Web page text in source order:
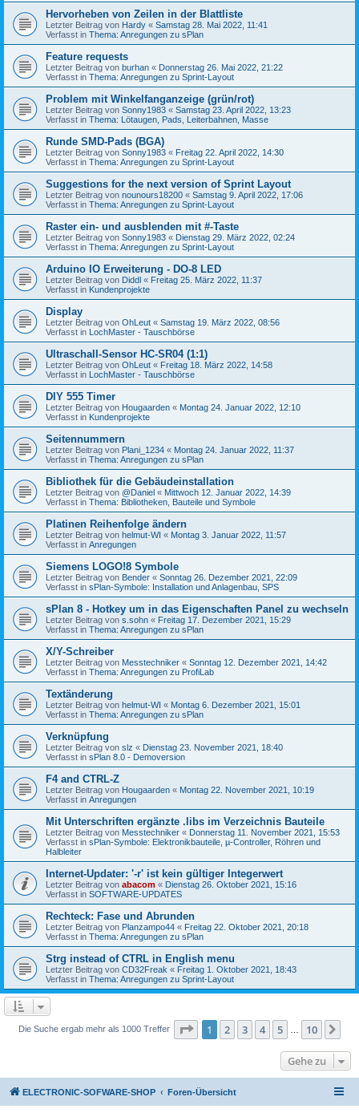
Hervorheben von Zeilen in der Blattliste
Letzter Beitrag von Hardy « Samstag 28. Mai 2022, 11:41
Verfasst in Thema: Anregungen zu sPlan
Feature requests
Letzter Beitrag von burhan « Donnerstag 26. Mai 2022, 21:22
Verfasst in Thema: Anregungen zu Sprint-Layout
Problem mit Winkelfanganzeige (grün/rot)
Letzter Beitrag von Sonny1983 « Samstag 23. April 2022, 13:23
Verfasst in Thema: Lötaugen, Pads, Leiterbahnen, Masse
Runde SMD-Pads (BGA)
Letzter Beitrag von Sonny1983 « Freitag 22. April 2022, 14:30
Verfasst in Thema: Anregungen zu Sprint-Layout
Suggestions for the next version of Sprint Layout
Letzter Beitrag von nounours18200 « Samstag 9. April 2022, 17:06
Verfasst in Thema: Anregungen zu Sprint-Layout
Raster ein- und ausblenden mit #-Taste
Letzter Beitrag von Sonny1983 « Dienstag 29. März 2022, 02:24
Verfasst in Thema: Anregungen zu Sprint-Layout
Arduino IO Erweiterung - DO-8 LED
Letzter Beitrag von Diddl « Freitag 25. März 2022, 11:37
Verfasst in Kundenprojekte
Display
Letzter Beitrag von OhLeut « Samstag 19. März 2022, 08:56
Verfasst in LochMaster - Tauschbörse
Ultraschall-Sensor HC-SR04 (1:1)
Letzter Beitrag von OhLeut « Freitag 18. März 2022, 14:58
Verfasst in LochMaster - Tauschbörse
DIY 555 Timer
Letzter Beitrag von Hougaarden « Montag 24. Januar 2022, 12:10
Verfasst in Kundenprojekte
Seitennummern
Letzter Beitrag von Plani_1234 « Montag 24. Januar 2022, 11:37
Verfasst in Thema: Anregungen zu sPlan
Bibliothek für die Gebäudeinstallation
Letzter Beitrag von @Daniel « Mittwoch 12. Januar 2022, 14:39
Verfasst in Thema: Bibliotheken, Bauteile und Symbole
Platinen Reihenfolge ändern
Letzter Beitrag von helmut-WI « Montag 3. Januar 2022, 11:57
Verfasst in Anregungen
Siemens LOGO!8 Symbole
Letzter Beitrag von Bender « Sonntag 26. Dezember 2021, 22:09
Verfasst in sPlan-Symbole: Installation und Anlagenbau, SPS
sPlan 8 - Hotkey um in das Eigenschaften Panel zu wechseln
Letzter Beitrag von s.sohn « Freitag 17. Dezember 2021, 15:29
Verfasst in Thema: Anregungen zu sPlan
X/Y-Schreiber
Letzter Beitrag von Messtechniker « Sonntag 12. Dezember 2021, 14:42
Verfasst in Thema: Anregungen zu ProfiLab
Textänderung
Letzter Beitrag von helmut-WI « Montag 6. Dezember 2021, 15:01
Verfasst in Thema: Anregungen zu sPlan
Verknüpfung
Letzter Beitrag von slz « Dienstag 23. November 2021, 18:40
Verfasst in sPlan 8.0 - Demoversion
F4 and CTRL-Z
Letzter Beitrag von Hougaarden « Montag 22. November 2021, 10:19
Verfasst in Anregungen
Mit Unterschriften ergänzte .libs im Verzeichnis Bauteile
Letzter Beitrag von Messtechniker « Donnerstag 11. November 2021, 15:53
Verfasst in sPlan-Symbole: Elektronikbauteile, µ-Controller, Röhren und
Halbleiter
Internet-Updater: '-r' ist kein gültiger Integerwert
Letzter Beitrag von abacom « Dienstag 26. Oktober 2021, 15:16
Verfasst in SOFTWARE-UPDATES
Rechteck: Fase und Abrunden
Letzter Beitrag von Planzampo44 « Freitag 22. Oktober 2021, 20:18
Verfasst in Thema: Anregungen zu sPlan
Strg instead of CTRL in English menu
Letzter Beitrag von CD32Freak « Freitag 1. Oktober 2021, 18:43
Verfasst in Thema: Anregungen zu Sprint-Layout
Die Suche ergab mehr als 1000 Treffer Seite 1von 10
1 2 3 4 5 10
Gehe zu
ELECTRONIC-SOFWARE-SHOP Foren-Übersicht